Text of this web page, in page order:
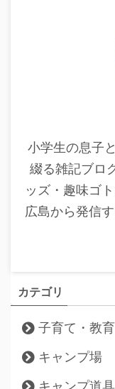
小学生の息子
綴る雑記ブロ
ッズ・趣味ゴ
広島から発信
カテゴリ
子育て・教育
キャンプ場
キャンプ道具